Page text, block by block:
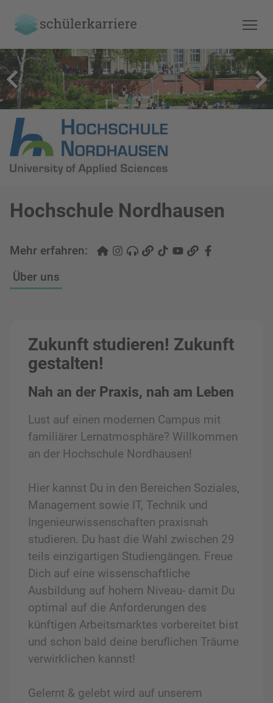
Hochschule Nordhausen
Über uns
Mehr erfahren:
Zukunft studieren! Zukunft
gestalten!
Nah an der Praxis, nah am Leben
Lust auf einen modernen Campus mit
familiärer Lernatmosphäre? Willkommen
an der Hochschule Nordhausen!
Hier kannst Du in den Bereichen Soziales,
Management sowie IT, Technik und
Ingenieurwissenschaften praxisnah
studieren. Du hast die Wahl zwischen 29
teils einzigartigen Studiengängen. Freue
Dich auf eine wissenschaftliche
Ausbildung auf hohem Niveau- damit Du
optimal auf die Anforderungen des
künftigen Arbeitsmarktes vorbereitet bist
und schon bald deine beruflichen Träume
verwirklichen kannst!
Gelernt & gelebt wird auf unserem